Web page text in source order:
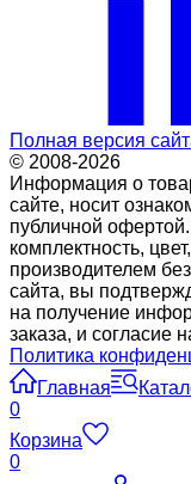
Полная версия
© 2008-2026
Информация о
сайте, носит
публичной
комплектность,
производителем
сайта, вы
на получение
заказа, и согласие
Политика
Главная
0
Корзина
0